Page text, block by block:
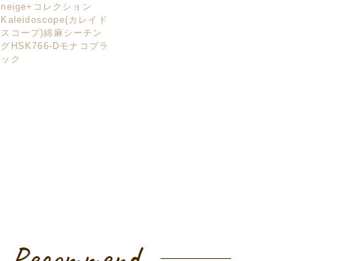
neige+コレクション
Kaleidoscope(カレイド
スコープ)綿麻シーチン
グHSK766-Dモナコブラ
ック